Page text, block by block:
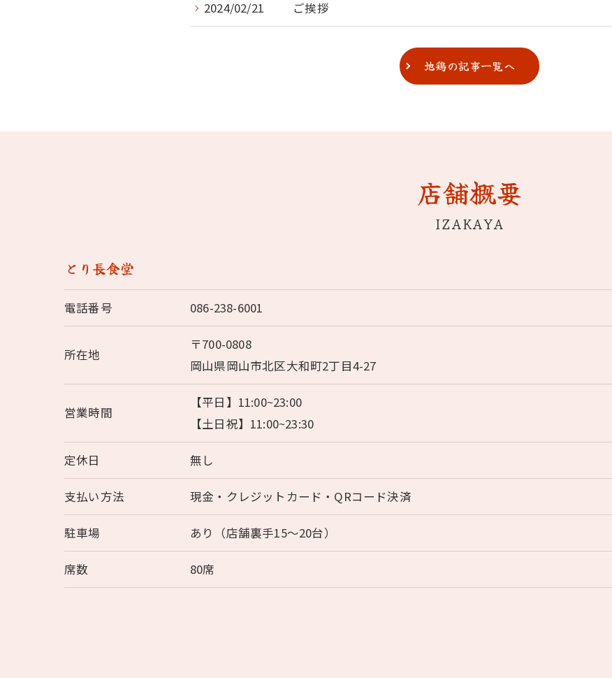
2024/02/21 ご挨拶
地鶏の記事一覧へ
店舗概要
IZAKAYA
とり長食堂
電話番号 086-238-6001
所在地
〒700-0808
岡山県岡山市北区大和町2丁目4-27
営業時間
【平日】11:00~23:00
【土日祝】11:00~23:30
定休日 無し
支払い方法 現金・クレジットカード・QRコード決済
駐車場 あり（店舗裏手15～20台）
席数 80席